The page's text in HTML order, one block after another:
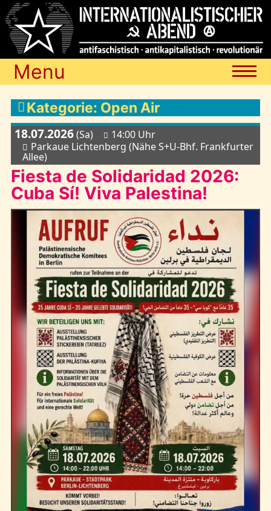
Menu
Termine
Blog
Media
Archiv
Links
Kontakt
Kategorie: Open Air
18.07.2026(Sa)
14:00 Uhr
Parkaue Lichtenberg (Nähe S+U-Bhf. Frankfurter
Allee)
Fiesta de Solidaridad 2026:
Cuba Sí! Viva Palestina!